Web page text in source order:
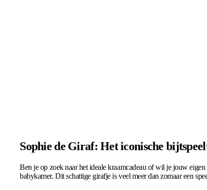
Sophie de Giraf: Het iconische
Ben je op zoek naar het ideale kraamcadeau of wil je jouw
babykamer. Dit schattige girafje is veel meer dan zomaar een